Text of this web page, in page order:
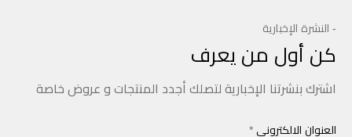
- النشرة الإخبارية
كن أول من يعرف
اشترك بنشرتنا الإخبارية لتصلك أجدد المنتجات و عروض خاصة
العنوان الالكتروني *